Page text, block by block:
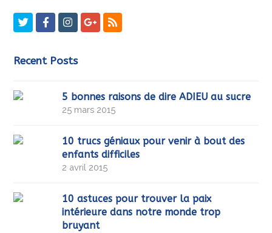
TwitterFacebookInstagramGooglePlus
RSS
Recent Posts
5 bonnes raisons de dire ADIEU au sucre
25 mars 2015
10 trucs géniaux pour venir à bout des
enfants difficiles
2 avril 2015
10 astuces pour trouver la paix
intérieure dans notre monde trop
bruyant